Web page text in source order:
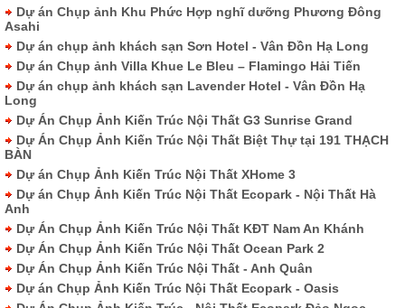
Dự án Chụp ảnh Khu Phức Hợp nghĩ dưỡng Phương Đông
Asahi
Dự án chụp ảnh khách sạn Sơn Hotel - Vân Đồn Hạ Long
Dự án Chụp ảnh Villa Khue Le Bleu – Flamingo Hải Tiến
Dự án chụp ảnh khách sạn Lavender Hotel - Vân Đồn Hạ
Long
Dự Án Chụp Ảnh Kiến Trúc Nội Thất G3 Sunrise Grand
Dự Án Chụp Ảnh Kiến Trúc Nội Thất Biệt Thự tại 191 THẠCH
BÀN
Dự án Chụp Ảnh Kiến Trúc Nội Thất XHome 3
Dự án Chụp Ảnh Kiến Trúc Nội Thất Ecopark - Nội Thất Hà
Anh
Dự Án Chụp Ảnh Kiến Trúc Nội Thất KĐT Nam An Khánh
Dự Án Chụp Ảnh Kiến Trúc Nội Thất Ocean Park 2
Dự Án Chụp Ảnh Kiến Trúc Nội Thất - Anh Quân
Dự án Chụp Ảnh Kiến Trúc Nội Thất Ecopark - Oasis